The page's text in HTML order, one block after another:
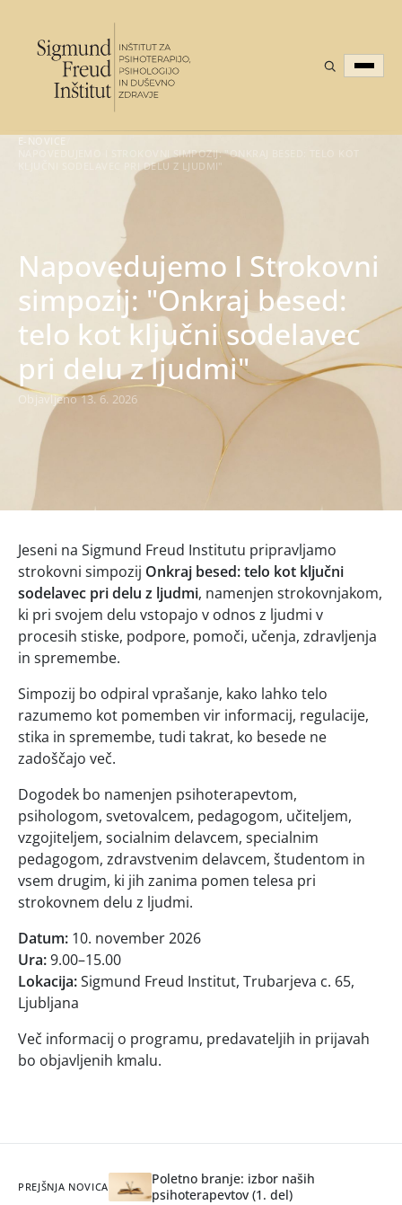
E-NOVICE
NAPOVEDUJEMO I STROKOVNI SIMPOZIJ: "ONKRAJ BESED: TELO KOT
KLJUČNI SODELAVEC PRI DELU Z LJUDMI"
Napovedujemo I Strokovni
simpozij: "Onkraj besed:
telo kot ključni sodelavec
pri delu z ljudmi"
Objavljeno 13. 6. 2026
Jeseni na Sigmund Freud Institutu pripravljamo
strokovni simpozij Onkraj besed: telo kot ključni
sodelavec pri delu z ljudmi, namenjen strokovnjakom,
ki pri svojem delu vstopajo v odnos z ljudmi v
procesih stiske, podpore, pomoči, učenja, zdravljenja
in spremembe.
Simpozij bo odpiral vprašanje, kako lahko telo
razumemo kot pomemben vir informacij, regulacije,
stika in spremembe, tudi takrat, ko besede ne
zadoščajo več.
Dogodek bo namenjen psihoterapevtom,
psihologom, svetovalcem, pedagogom, učiteljem,
vzgojiteljem, socialnim delavcem, specialnim
pedagogom, zdravstvenim delavcem, študentom in
vsem drugim, ki jih zanima pomen telesa pri
strokovnem delu z ljudmi.
Datum: 10. november 2026
Ura:9.00–15.00
Lokacija:Sigmund Freud Institut, Trubarjeva c. 65,
Ljubljana
Več informacij o programu, predavateljih in prijavah
bo objavljenih kmalu.
PREJŠNJA NOVICA
Poletno branje: izbor naših
psihoterapevtov (1. del)